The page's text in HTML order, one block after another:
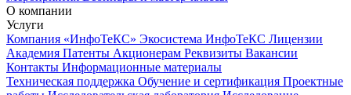
О компании
Услуги
Компания «ИнфоТеКС» Экосистема ИнфоТеКС Лицензии
Академия Патенты Акционерам Реквизиты Вакансии
Контакты Информационные материалы
Техническая поддержка Обучение и сертификация Проектные